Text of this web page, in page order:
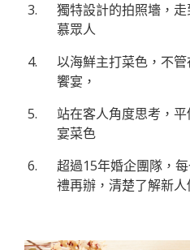
獨特設計的拍照墻，
慕眾人
以海鮮主打菜色，不
饗宴，
站在客人角度思考，
宴菜色
超過15年婚企團隊，
禮再辦，清楚了解新人